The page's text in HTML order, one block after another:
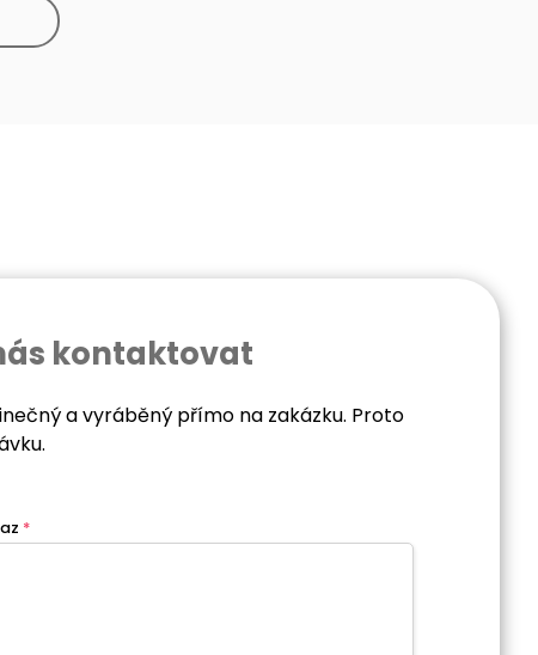
kontaktovat
a vyráběný přímo na zakázku. Proto
*